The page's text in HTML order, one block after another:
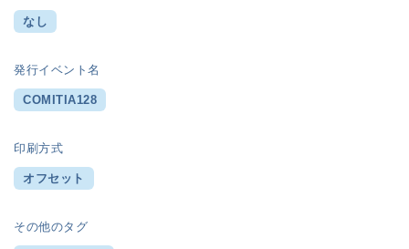
なし
発行イベント名
COMITIA128
印刷方式
オフセット
その他のタグ